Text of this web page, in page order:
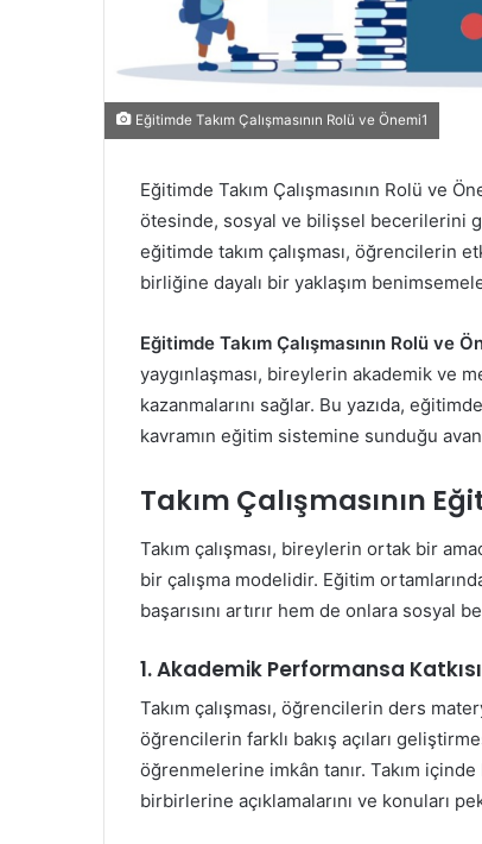
Eğitimde Takım Çalışmasının Rolü ve Önemi1
Eğitimde Takım Çalışmasının Rolü ve
ötesinde, sosyal ve bilişsel becerilerini
eğitimde takım çalışması, öğrencilerin
birliğine dayalı bir yaklaşım
Eğitimde Takım Çalışmasının Rolü ve
yaygınlaşması, bireylerin akademik ve
kazanmalarını sağlar. Bu yazıda,
kavramın eğitim sistemine sunduğu
Takım Çalışmasının
Takım çalışması, bireylerin ortak bir
bir çalışma modelidir. Eğitim
başarısını artırır hem de onlara sosyal
1. Akademik Performansa Katkısı
Takım çalışması, öğrencilerin ders
öğrencilerin farklı bakış açıları
öğrenmelerine imkân tanır. Takım içinde
birbirlerine açıklamalarını ve konuları